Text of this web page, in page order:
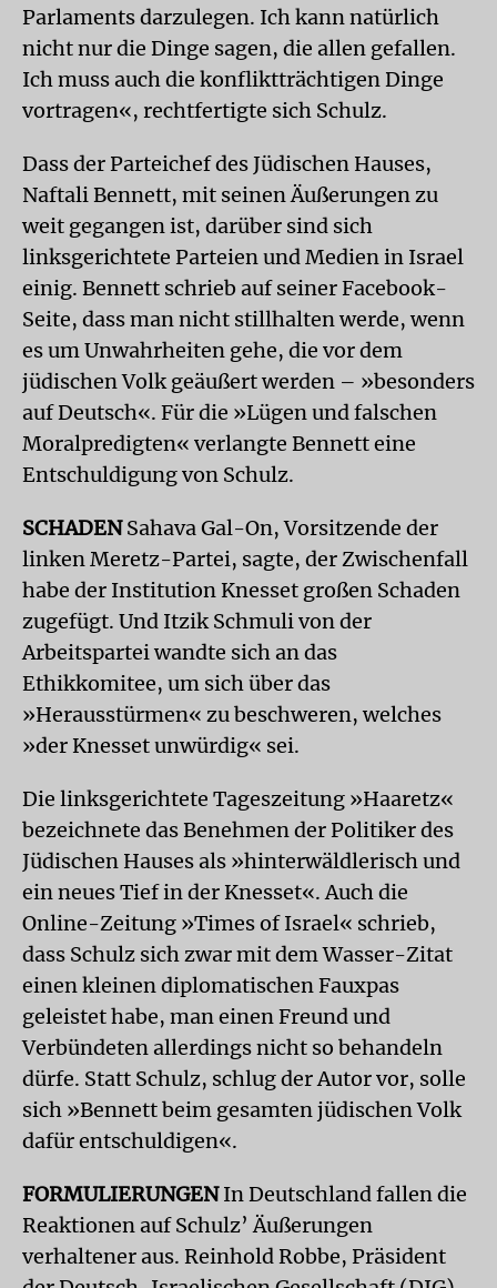
Parlaments darzulegen. Ich kann natürlich
nicht nur die Dinge sagen, die allen gefallen.
Ich muss auch die konfliktträchtigen Dinge
vortragen«, rechtfertigte sich Schulz.
Dass der Parteichef des Jüdischen Hauses,
Naftali Bennett, mit seinen Äußerungen zu
weit gegangen ist, darüber sind sich
linksgerichtete Parteien und Medien in Israel
einig. Bennett schrieb auf seiner Facebook-
Seite, dass man nicht stillhalten werde, wenn
es um Unwahrheiten gehe, die vor dem
jüdischen Volk geäußert werden – »besonders
auf Deutsch«. Für die »Lügen und falschen
Moralpredigten« verlangte Bennett eine
Entschuldigung von Schulz.
SCHADENSahava Gal-On, Vorsitzende der
linken Meretz-Partei, sagte, der Zwischenfall
habe der Institution Knesset großen Schaden
zugefügt. Und Itzik Schmuli von der
Arbeitspartei wandte sich an das
Ethikkomitee, um sich über das
»Herausstürmen« zu beschweren, welches
»der Knesset unwürdig« sei.
Die linksgerichtete Tageszeitung »Haaretz«
bezeichnete das Benehmen der Politiker des
Jüdischen Hauses als »hinterwäldlerisch und
ein neues Tief in der Knesset«. Auch die
Online-Zeitung »Times of Israel« schrieb,
dass Schulz sich zwar mit dem Wasser-Zitat
einen kleinen diplomatischen Fauxpas
geleistet habe, man einen Freund und
Verbündeten allerdings nicht so behandeln
dürfe. Statt Schulz, schlug der Autor vor, solle
sich »Bennett beim gesamten jüdischen Volk
dafür entschuldigen«.
FORMULIERUNGENIn Deutschland fallen die
Reaktionen auf Schulz’ Äußerungen
verhaltener aus. Reinhold Robbe, Präsident